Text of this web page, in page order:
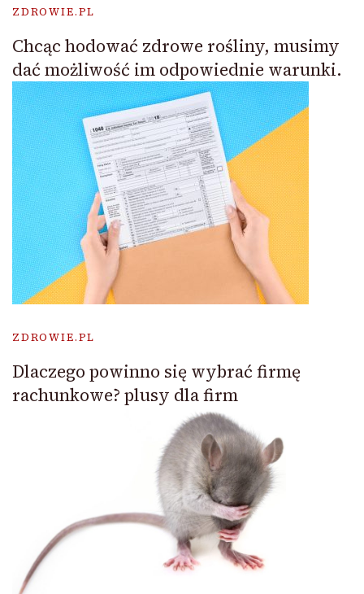
ZDROWIE.PL
Chcąc hodować zdrowe rośliny, musimy
dać możliwość im odpowiednie warunki.
ZDROWIE.PL
Dlaczego powinno się wybrać firmę
rachunkowe? plusy dla firm